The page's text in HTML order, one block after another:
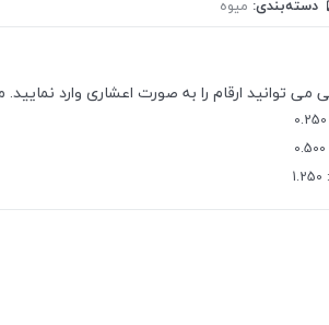
دسته‌بندی: میوه
توانید ارقام را به صورت اعشاری وارد نمایید.